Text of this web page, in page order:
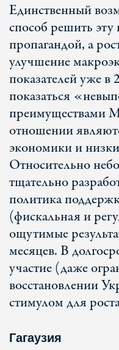
Единственный
способ решить
пропагандой, а
улучшение
показателей уже в
показаться
преимуществами
отношении
экономики и
Относительно
тщательно
политика
(фискальная и
ощутимые
месяцев. В
участие (даже
восстановлении
стимулом для
Гагаузия